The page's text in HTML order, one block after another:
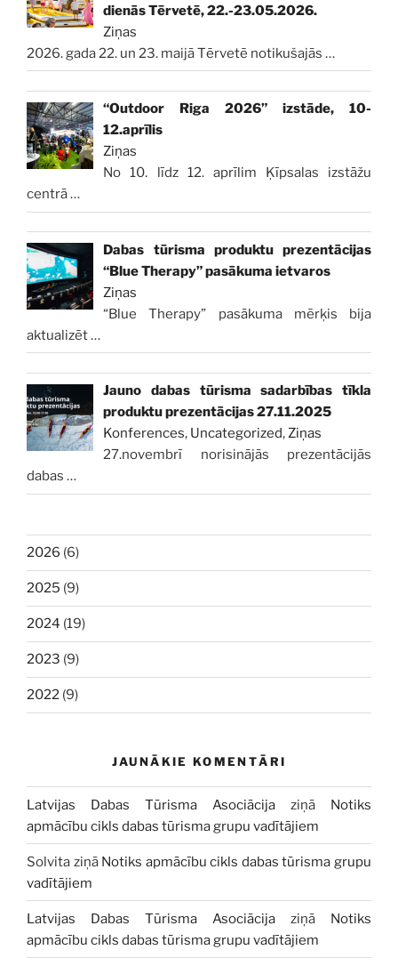
dienās Tērvetē, 22.-23.05.2026.
Ziņas
2026. gada 22. un 23. maijā Tērvetē notikušajās …
“Outdoor Riga 2026” izstāde, 10-
12.aprīlis
Ziņas
No 10. līdz 12. aprīlim Ķīpsalas izstāžu
centrā…
Dabas tūrisma produktu prezentācijas
“Blue Therapy” pasākuma ietvaros
Ziņas
“Blue Therapy” pasākuma mērķis bija
aktualizēt…
Jauno dabas tūrisma sadarbības tīkla
produktu prezentācijas 27.11.2025
Konferences, Uncategorized,Ziņas
27.novembrī norisinājās prezentācijās
dabas …
2026 (6)
2025 (9)
2024 (19)
2023 (9)
2022 (9)
JAUNĀKIE KOMENTĀRI
Latvijas Dabas Tūrisma Asociācija ziņā Notiks
apmācību cikls dabas tūrisma grupu vadītājiem
Solvita ziņā Notiks apmācību cikls dabas tūrisma grupu
vadītājiem
Latvijas Dabas Tūrisma Asociācija ziņā Notiks
apmācību cikls dabas tūrisma grupu vadītājiem